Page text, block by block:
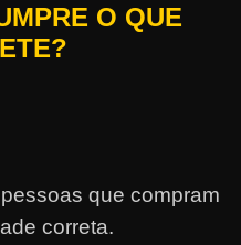
O QUE
que compram
correta.